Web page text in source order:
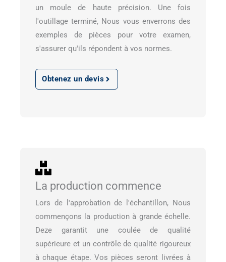
un moule de haute précision. Une fois
l'outillage terminé, Nous vous enverrons des
exemples de pièces pour votre examen,
s'assurer qu'ils répondent à vos normes.
Obtenez un devis
La production commence
Lors de l'approbation de l'échantillon, Nous
commençons la production à grande échelle.
Deze garantit une coulée de qualité
supérieure et un contrôle de qualité rigoureux
à chaque étape. Vos pièces seront livrées à